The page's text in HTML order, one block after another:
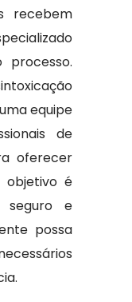
recebem
equipe
de
oferecer
objetivo é
seguro e
possa